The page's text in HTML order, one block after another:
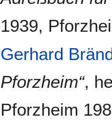
1939,
Gerhard
Pforzheim“,
Pforzheim